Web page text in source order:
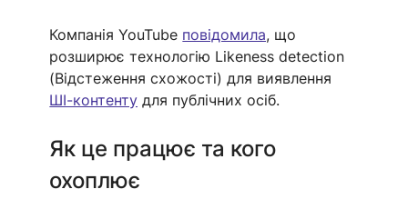
Компанія YouTube повідомила, що
розширює технологію Likeness detection
(Відстеження схожості) для виявлення
ШІ-контенту для публічних осіб.
Як це працює та кого
охоплює